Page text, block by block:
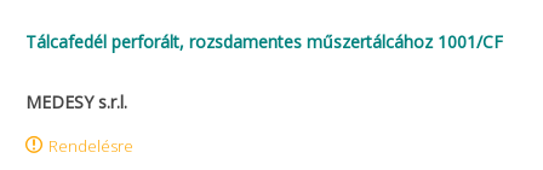
Tálcafedél perforált, rozsdamentes műszertálcához 1001/CF
MEDESY s.r.l.
Rendelésre